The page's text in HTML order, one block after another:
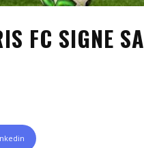
FC SIGNE SA